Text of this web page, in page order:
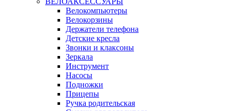
Велокомпьютеры
Велокорзины
Держатели телефона
Детские кресла
Звонки и клаксоны
Зеркала
Инструмент
Насосы
Подножки
Прицепы
Ручка родительская